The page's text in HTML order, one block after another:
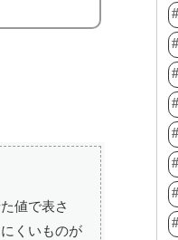
値で表さ
くいものが